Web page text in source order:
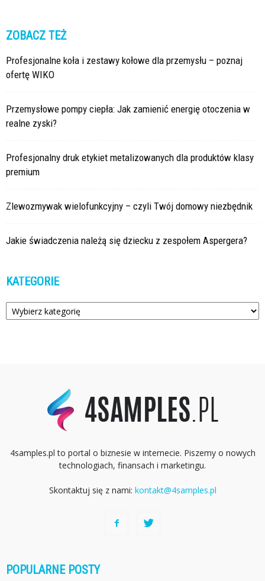
ZOBACZ TEŻ
Profesjonalne koła i zestawy kołowe dla przemysłu – poznaj
ofertę WIKO
Przemysłowe pompy ciepła: Jak zamienić energię otoczenia w
realne zyski?
Profesjonalny druk etykiet metalizowanych dla produktów klasy
premium
Zlewozmywak wielofunkcyjny – czyli Twój domowy niezbędnik
Jakie świadczenia należą się dziecku z zespołem Aspergera?
KATEGORIE
Kategorie
4samples.pl to portal o biznesie w internecie. Piszemy o nowych
technologiach, finansach i marketingu.
Skontaktuj się z nami: kontakt@4samples.pl
POPULARNE POSTY